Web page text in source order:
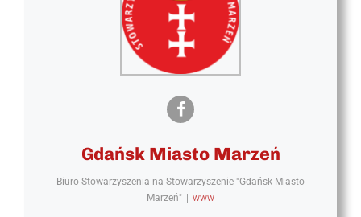
Gdańsk Miasto Marzeń
Biuro Stowarzyszenia na Stowarzyszenie "Gdańsk Miasto
Marzeń" | www